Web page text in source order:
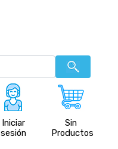
Iniciar
sesión
Sin
Productos